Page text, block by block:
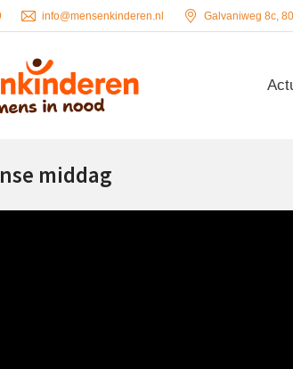
info@mensenkinderen.nl Galvaniweg 8c,
middag